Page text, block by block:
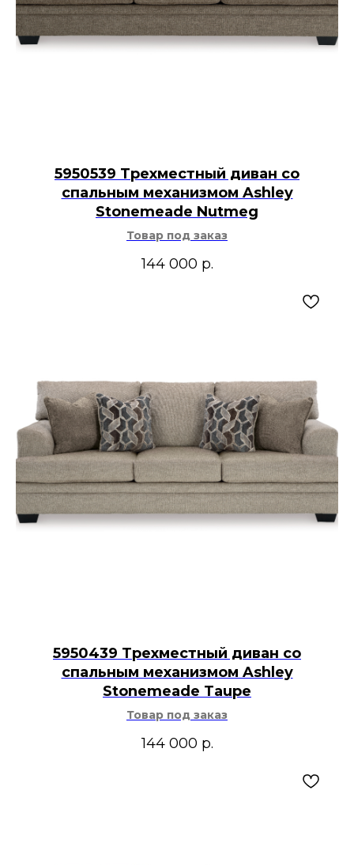
5950539 Трехместный диван со
спальным механизмом Ashley
Stonemeade Nutmeg
Товар под заказ
144 000 р.
5950439 Трехместный диван со
спальным механизмом Ashley
Stonemeade Taupe
Товар под заказ
144 000 р.